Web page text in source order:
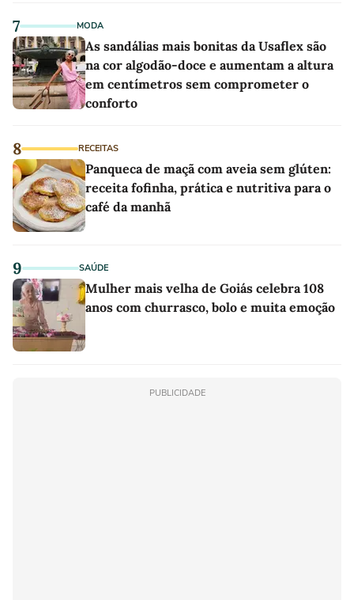
7 MODA
As sandálias mais bonitas da Usaflex são
na cor algodão-doce e aumentam a altura
em centímetros sem comprometer o
conforto
8 RECEITAS
Panqueca de maçã com aveia sem glúten:
receita fofinha, prática e nutritiva para o
café da manhã
9 SAÚDE
Mulher mais velha de Goiás celebra 108
anos com churrasco, bolo e muita emoção
PUBLICIDADE